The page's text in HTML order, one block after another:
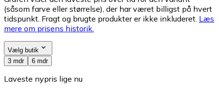
(såsom farve eller størrelse), der har været billigst på hvert
tidspunkt. Fragt og brugte produkter er ikke inkluderet. Læs
mere om prisens historik.
Vælg butik
3 mdr
6 mdr
Laveste nypris lige nu